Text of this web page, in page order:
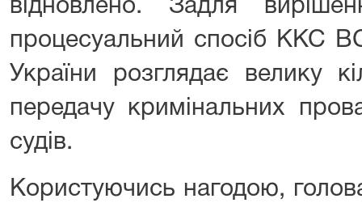
відновлено. Задля
процесуальний спосіб ККС
України розглядає велику
передачу кримінальних
судів.
Користуючись нагодою,